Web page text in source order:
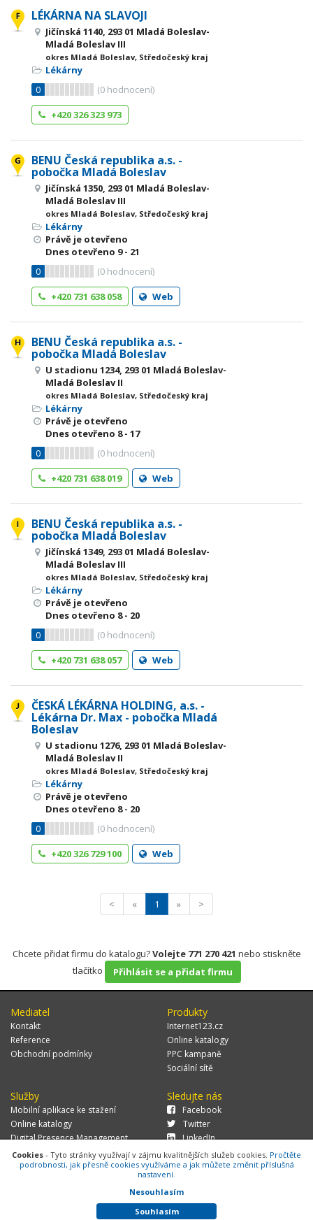
LÉKÁRNA NA SLAVOJI
Jičínská 1140, 293 01 Mladá Boleslav-
Mladá Boleslav III
okres Mladá Boleslav, Středočeský kraj
Lékárny
0
(0 hodnocení)
+420 326 323 973
BENU Česká republika a.s. -
pobočka Mladá Boleslav
Jičínská 1350, 293 01 Mladá Boleslav-
Mladá Boleslav III
okres Mladá Boleslav, Středočeský kraj
Lékárny
Právě je otevřeno
Dnes otevřeno 9 - 21
0
(0 hodnocení)
+420 731 638 058
Web
BENU Česká republika a.s. -
pobočka Mladá Boleslav
U stadionu 1234, 293 01 Mladá Boleslav-
Mladá Boleslav II
okres Mladá Boleslav, Středočeský kraj
Lékárny
Právě je otevřeno
Dnes otevřeno 8 - 17
0
(0 hodnocení)
+420 731 638 019
Web
BENU Česká republika a.s. -
pobočka Mladá Boleslav
Jičínská 1349, 293 01 Mladá Boleslav-
Mladá Boleslav III
okres Mladá Boleslav, Středočeský kraj
Lékárny
Právě je otevřeno
Dnes otevřeno 8 - 20
0
(0 hodnocení)
+420 731 638 057
Web
ČESKÁ LÉKÁRNA HOLDING, a.s. -
Lékárna Dr. Max - pobočka Mladá
Boleslav
U stadionu 1276, 293 01 Mladá Boleslav-
Mladá Boleslav II
okres Mladá Boleslav, Středočeský kraj
Lékárny
Právě je otevřeno
Dnes otevřeno 8 - 20
0
(0 hodnocení)
+420 326 729 100
Web
< « 1 » >
Chcete přidat firmu do katalogu?Volejte 771 270 421 nebo stiskněte
tlačítko
Přihlásit se a přidat firmu
Mediatel
Kontakt
Reference
Obchodní podmínky
Produkty
Internet123.cz
Online katalogy
PPC kampaně
Sociální sítě
Služby
Mobilní aplikace ke stažení
Online katalogy
Digital Presence Management
Více zákazníků
Sledujte nás
Facebook
Twitter
LinkedIn
© 2026 MEDIATEL CZ, s.r.o.,Za Potokem 46/4, 106 00 Praha 10, tel.:
+420 771 270 421, verze 1.29.0.143,
Cookies
Cookies - Tyto stránky využívají v zájmu kvalitnějších služeb cookies. Pročtěte
podrobnosti, jak přesně cookies využíváme a jak můžete změnit příslušná
nastavení.
Nesouhlasím
Souhlasím